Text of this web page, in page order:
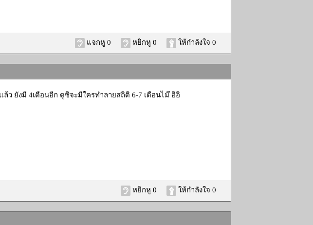
ให้กำลังใจ 0
หยิกหู 0
แจกหู 0
ว ยังมี 4เดือนอีก ดูซิจะมีใครทำลายสถิติ 6-7 เดือนไม๊ อิอิ
ให้กำลังใจ 0
หยิกหู 0